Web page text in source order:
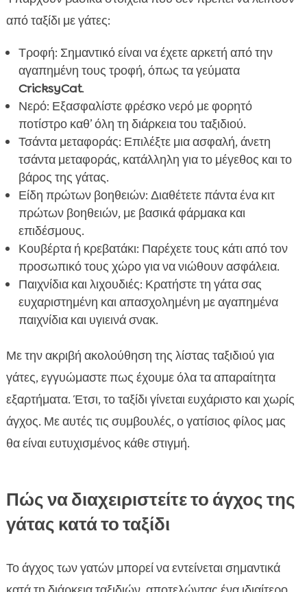
από ταξίδι με γάτες:
Τροφή: Σημαντικό είναι να έχετε αρκετή από την
αγαπημένη τους τροφή, όπως τα γεύματα
CricksyCat.
Νερό: Εξασφαλίστε φρέσκο νερό με φορητό
ποτίστρο καθ’ όλη τη διάρκεια του ταξιδιού.
Τσάντα μεταφοράς: Επιλέξτε μια ασφαλή, άνετη
τσάντα μεταφοράς, κατάλληλη για το μέγεθος και το
βάρος της γάτας.
Είδη πρώτων βοηθειών: Διαθέτετε πάντα ένα κιτ
πρώτων βοηθειών, με βασικά φάρμακα και
επιδέσμους.
Κουβέρτα ή κρεβατάκι: Παρέχετε τους κάτι από τον
προσωπικό τους χώρο για να νιώθουν ασφάλεια.
Παιχνίδια και λιχουδιές: Κρατήστε τη γάτα σας
ευχαριστημένη και απασχολημένη με αγαπημένα
παιχνίδια και υγιεινά σνακ.
Με την ακριβή ακολούθηση της λίστας ταξιδιού για
γάτες, εγγυώμαστε πως έχουμε όλα τα απαραίτητα
εξαρτήματα. Έτσι, το ταξίδι γίνεται ευχάριστο και χωρίς
άγχος. Με αυτές τις συμβουλές, ο γατίσιος φίλος μας
θα είναι ευτυχισμένος κάθε στιγμή.
Πώς να διαχειριστείτε το άγχος της
γάτας κατά το ταξίδι
Το άγχος των γατών μπορεί να εντείνεται σημαντικά